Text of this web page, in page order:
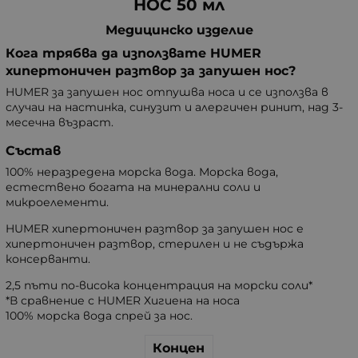
НОС 50 мл
Медицинско изделие
Кога трябва да използвате HUMER
хипертоничен разтвор за запушен нос?
HUMER за запушен нос отпушва носа и се използва в
случаи на настинка, синузит и алергичен ринит, над 3-
месечна възраст.
Състав
100% неразредена морска вода. Морска вода,
естествено богата на минерални соли и
микроелементи.
HUMER хипертоничен разтвор за запушен нос е
хипертоничен разтвор, стерилен и не съдържа
консерванти.
2,5 пъти по-висока концентрация на морски соли*
*В сравнение с HUMER Хигиена на носа
100% морска вода спрей за нос.
Концен